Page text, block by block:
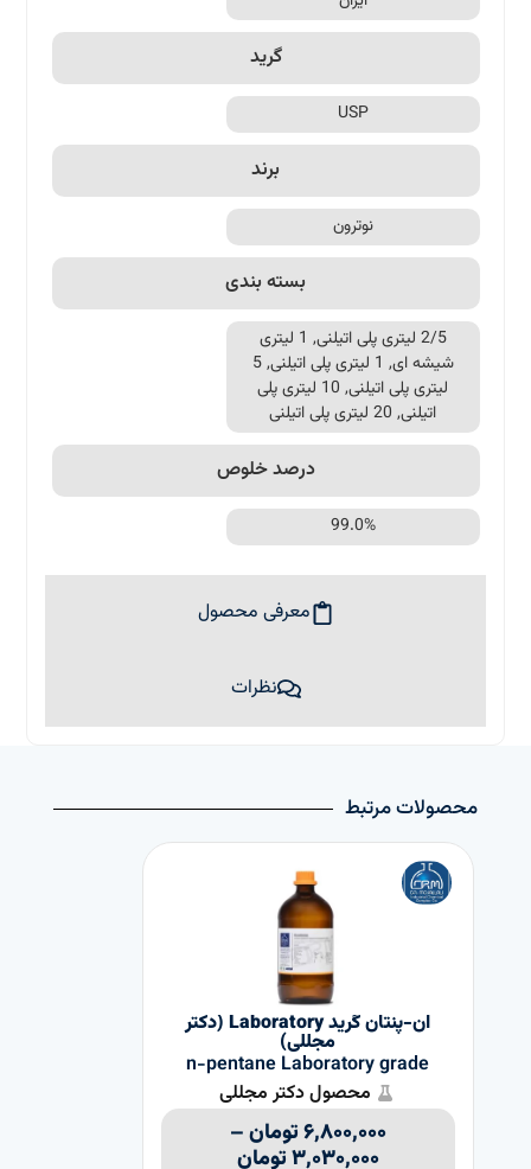
معرفی محصول
نظرات
گرید
USP
برند
نوترون
بسته بندی
2/5 لیتری پلی اتیلنی, 1 لیتری
شیشه ای, 1 لیتری پلی اتیلنی, 5
لیتری پلی اتیلنی, 10 لیتری پلی
اتیلنی, 20 لیتری پلی اتیلنی
درصد خلوص
99.0%
محصولات مرتبط
ان-پنتان گرید Laboratory (دکتر
مجللی)
n-pentane Laboratory grade
محصول دکتر مجللی
۶,۸۰۰,۰۰۰تومان–
۳,۰۳۰,۰۰۰تومان